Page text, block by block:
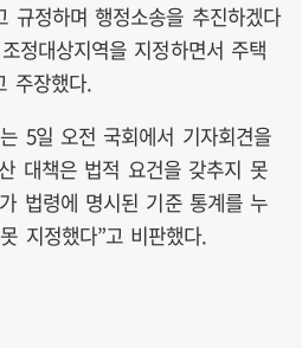
규정하며 행정소송을 추진하겠다
정대상지역을 지정하면서 주택
주장했다.
5일 오전 국회에서 기자회견을
대책은 법적 요건을 갖추지 못
법령에 명시된 기준 통계를 누
지정했다”고 비판했다.